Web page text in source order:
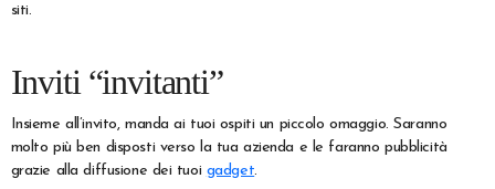
siti.
Inviti “invitanti”
Insieme all’invito, manda ai tuoi ospiti un piccolo omaggio. Saranno
molto più ben disposti verso la tua azienda e le faranno pubblicità
grazie alla diffusione dei tuoi gadget.